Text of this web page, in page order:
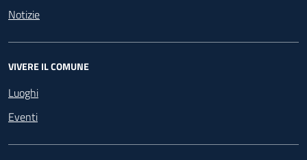
Notizie
VIVERE IL COMUNE
Luoghi
Eventi